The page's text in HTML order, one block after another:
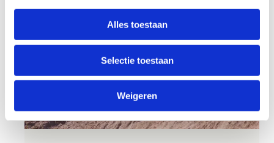
Alles toestaan
Selectie toestaan
Weigeren